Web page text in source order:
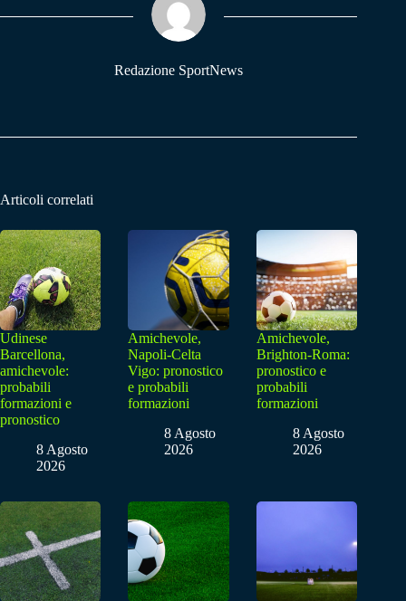
pp m
Redazione SportNews
Articoli correlati
Udinese
Barcellona,
amichevole:
probabili
formazioni e
pronostico
8 Agosto
2026
Amichevole,
Napoli-Celta
Vigo: pronostico
e probabili
formazioni
8 Agosto
2026
Amichevole,
Brighton-Roma:
pronostico e
probabili
formazioni
8 Agosto
2026